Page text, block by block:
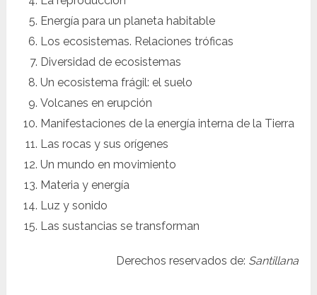
Energía para un planeta habitable
Los ecosistemas. Relaciones tróficas
Diversidad de ecosistemas
Un ecosistema frágil: el suelo
Volcanes en erupción
Manifestaciones de la energía interna de la Tierra
Las rocas y sus orígenes
Un mundo en movimiento
Materia y energía
Luz y sonido
Las sustancias se transforman
Derechos reservados de: Santillana